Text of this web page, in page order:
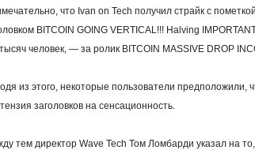
что Ivan on Tech получил страйк с
BITCOIN GOING VERTICAL!!! Halving
человек, — за ролик BITCOIN MASSIVE DROP
из этого, некоторые пользователи предположили,
заголовков на сенсационность.
тем директор Wave Tech Том Ломбарди указал на